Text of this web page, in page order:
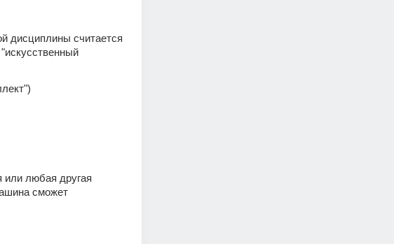
дисциплины считается
или любая другая
сможет